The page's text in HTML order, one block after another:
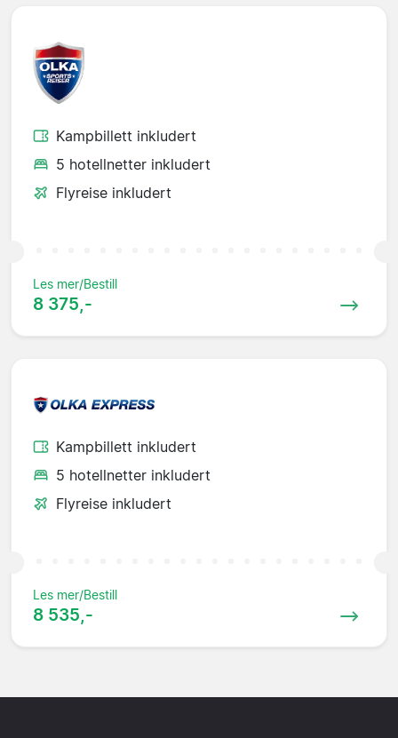
Kampbillett inkludert
5 hotellnetter inkludert
Flyreise inkludert
Les mer/Bestill
8 375,-
Kampbillett inkludert
5 hotellnetter inkludert
Flyreise inkludert
Les mer/Bestill
8 535,-